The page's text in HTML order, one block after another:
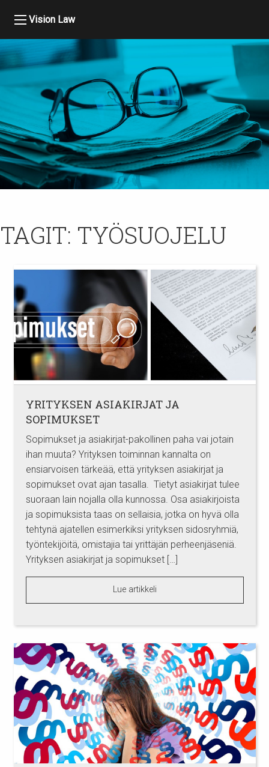
Vision Law
TAGIT: TYÖSUOJELU
YRITYKSEN ASIAKIRJAT JA
SOPIMUKSET
Sopimukset ja asiakirjat-pakollinen paha vai jotain
ihan muuta? Yrityksen toiminnan kannalta on
ensiarvoisen tärkeää, että yrityksen asiakirjat ja
sopimukset ovat ajan tasalla. Tietyt asiakirjat tulee
suoraan lain nojalla olla kunnossa. Osa asiakirjoista
ja sopimuksista taas on sellaisia, jotka on hyvä olla
tehtynä ajatellen esimerkiksi yrityksen sidosryhmiä,
työntekijöitä, omistajia tai yrittäjän perheenjäseniä.
Yrityksen asiakirjat ja sopimukset […]
Lue artikkeli